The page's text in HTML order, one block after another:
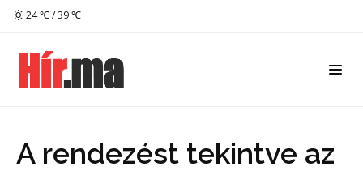
24 ℃ / 39 ℃
A rendezést tekintve az